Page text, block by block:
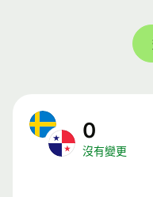
0
沒有變更